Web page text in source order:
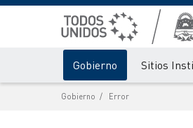
Gobierno Sitios
Gobierno Error